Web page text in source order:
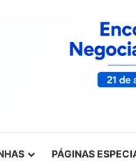
PÁGINAS